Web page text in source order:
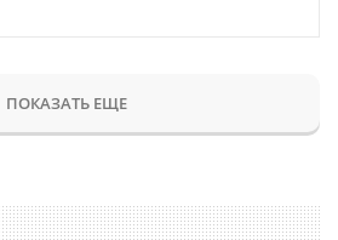
ПОКАЗАТЬ ЕЩЕ